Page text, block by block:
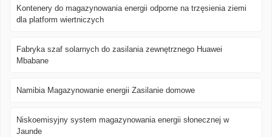
Kontenery do magazynowania energii odporne na trzęsienia ziemi
dla platform wiertniczych
Fabryka szaf solarnych do zasilania zewnętrznego Huawei
Mbabane
Namibia Magazynowanie energii Zasilanie domowe
Niskoemisyjny system magazynowania energii słonecznej w
Jaunde